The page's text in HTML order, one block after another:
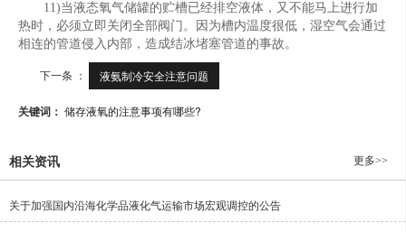
11)当液态氧气储罐的贮槽已经排空液体，又不能马上进行加
热时，必须立即关闭全部阀门。因为槽内温度很低，湿空气会通过
相连的管道侵入内部，造成结冰堵塞管道的事故。
下一条 ： 液氨制冷安全注意问题
关键词： 储存液氧的注意事项有哪些?
相关资讯 更多>>
关于加强国内沿海化学品液化气运输市场宏观调控的公告